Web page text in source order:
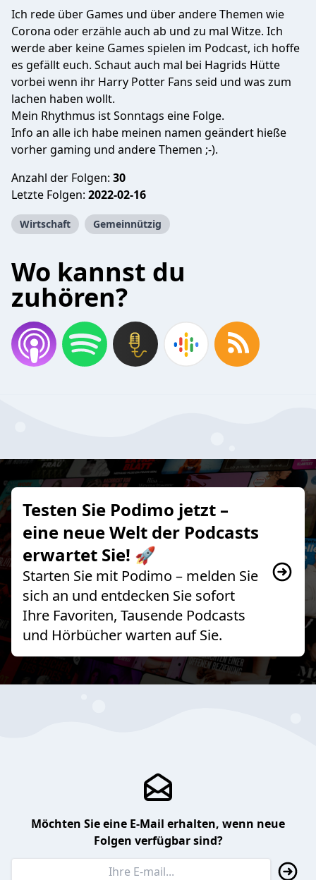
Ich rede über Games und über andere Themen wie
Corona oder erzähle auch ab und zu mal Witze. Ich
werde aber keine Games spielen im Podcast, ich hoffe
es gefällt euch. Schaut auch mal bei Hagrids Hütte
vorbei wenn ihr Harry Potter Fans seid und was zum
lachen haben wollt.
Mein Rhythmus ist Sonntags eine Folge.
Info an alle ich habe meinen namen geändert hieße
vorher gaming und andere Themen ;-).
Anzahl der Folgen: 30
Letzte Folgen: 2022-02-16
Wirtschaft Gemeinnützig
Wo kannst du
zuhören?
Testen Sie Podimo jetzt –
eine neue Welt der Podcasts
erwartet Sie! 🚀
Starten Sie mit Podimo – melden Sie
sich an und entdecken Sie sofort
Ihre Favoriten, Tausende Podcasts
und Hörbücher warten auf Sie.
Möchten Sie eine E-Mail erhalten, wenn neue
Folgen verfügbar sind?